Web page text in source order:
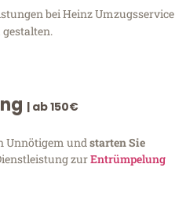
bei Heinz Umzugsservice
| ab 150€
Unnötigem undstarten Sie
zurEntrümpelung